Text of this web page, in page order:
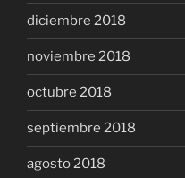
diciembre 2018
noviembre 2018
octubre 2018
septiembre 2018
agosto 2018